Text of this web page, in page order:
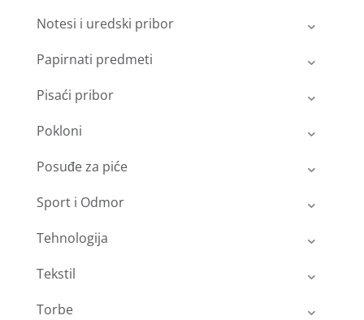
Notesi i uredski pribor
Papirnati predmeti
Pisaći pribor
Pokloni
Posuđe za piće
Sport i Odmor
Tehnologija
Tekstil
Torbe